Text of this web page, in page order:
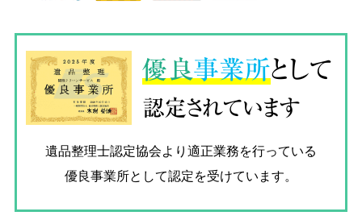
優良事業所として
認定されています
遺品整理士認定協会より適正業務を行っている
優良事業所として認定を受けています。